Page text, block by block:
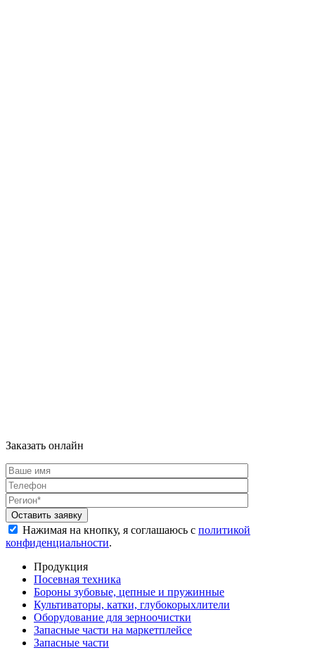
Заказать онлайн
Нажимая на кнопку, я соглашаюсь с политикой
конфиденциальности.
Продукция
Посевная техника
Бороны зубовые, цепные и пружинные
Культиваторы, катки, глубокорыхлители
Оборудование для зерноочистки
Запасные части на маркетплейсе
Запасные части